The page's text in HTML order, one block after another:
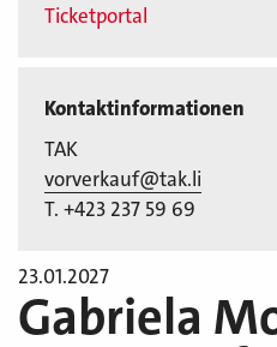
Ticketportal
Kontaktinformationen
TAK
vorverkauf@tak.li
T. +423 237 59 69
23.01.2027
Gabriela